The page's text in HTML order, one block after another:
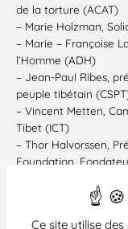
Ce site utilise
de la torture (ACAT)
– Marie Holzman,
– Marie – Françoise
l’Homme (ADH)
– Jean-Paul Ribes,
peuple tibétain
– Vincent Metten,
Tibet (ICT)
– Thor Halvorssen,
Foundation,
– Jean-Luc
– Jean-Philippe